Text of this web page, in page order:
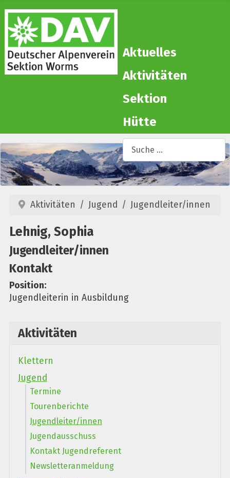
Aktuelles
Aktivitäten
Sektion
Hütte
Suchen
Aktivitäten
Klettern
Jugend
Termine
Tourenberichte
Jugendleiter/innen
Jugendausschuss
Kontakt Jugendreferent
Newsletteranmeldung
Aktivitäten Jugend Jugendleiter/innen
Lehnig, Sophia
Jugendleiter/innen
Kontakt
Position:
Jugendleiterin in Ausbildung